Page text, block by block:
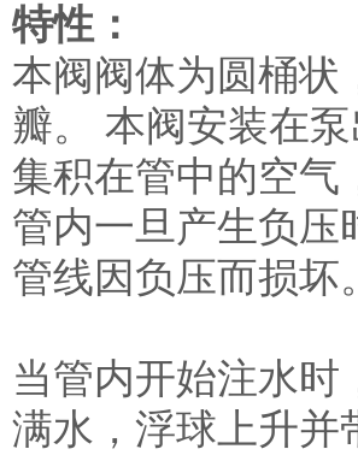
特性：
本阀阀体为圆桶状
瓣。 本阀安装在
集积在管中的空气
管内一旦产生负压
管线因负压而损坏。
当管内开始注水
满水，浮球上升并